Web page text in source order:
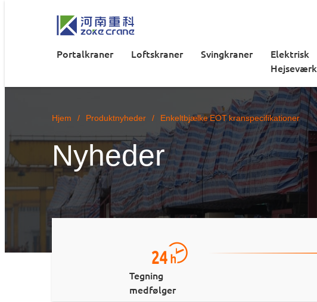
Portalkraner Loftskraner Svingkraner
Elektrisk
Hejseværk
Hjem / Produktnyheder / Enkeltbjælke EOT kranspecifikationer
Nyheder
Tegning
medfølger